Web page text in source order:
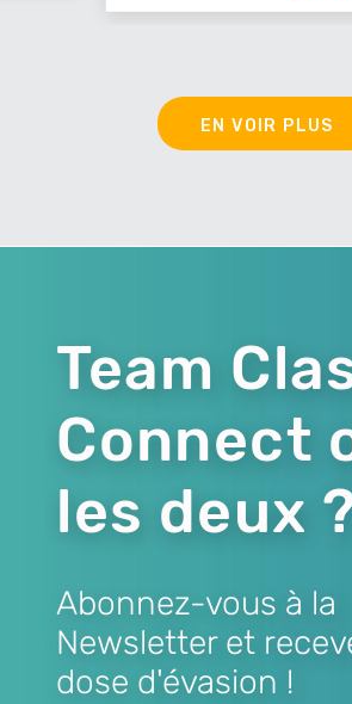
EN VOIR PLUS
Team
Connect
les deux
Abonnez-vous à la
Newsletter et
dose d'évasion !